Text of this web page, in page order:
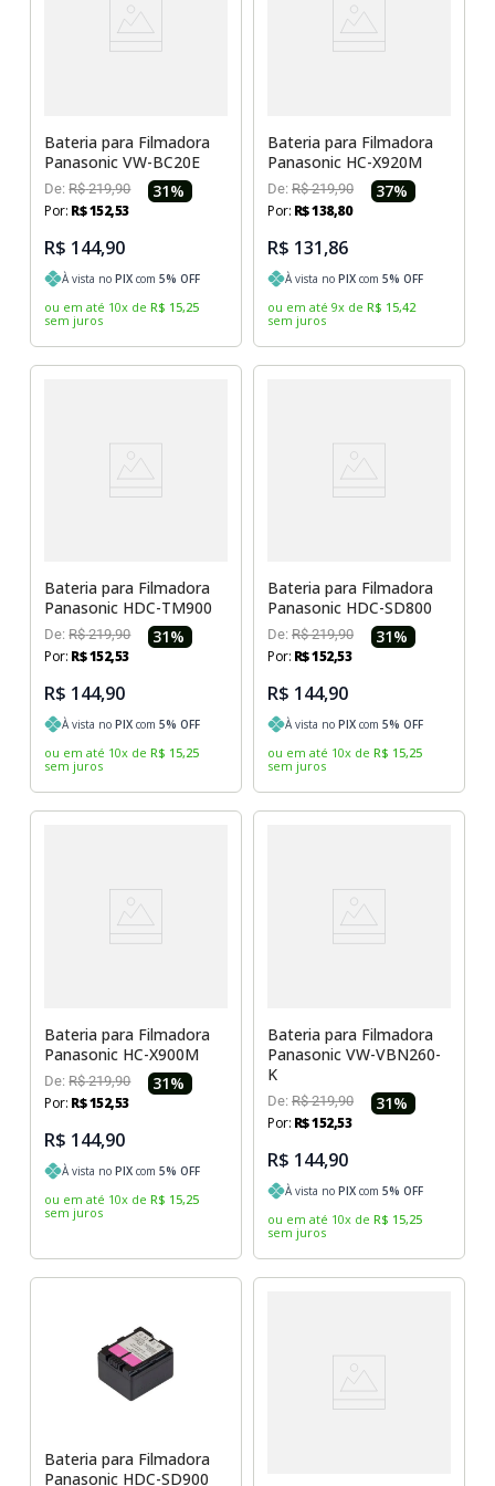
Bateria para Filmadora
Panasonic VW-BC20E
De:R$ 219,90 31%
Por: R$152,53
R$ 144,90
À vista noPIX com5% OFF
ou em até 10x de R$ 15,25
sem juros
Bateria para Filmadora
Panasonic HC-X920M
De: R$ 219,90 37%
Por: R$138,80
R$ 131,86
À vista no PIX com 5% OFF
ou em até 9x de R$ 15,42
sem juros
Bateria para Filmadora
Panasonic HDC-TM900
De:R$ 219,90 31%
Por: R$152,53
R$ 144,90
À vista noPIX com5% OFF
ou em até 10x de R$ 15,25
sem juros
Bateria para Filmadora
Panasonic HDC-SD800
De: R$ 219,90 31%
Por: R$152,53
R$ 144,90
À vista no PIX com 5% OFF
ou em até 10x de R$ 15,25
sem juros
Bateria para Filmadora
Panasonic HC-X900M
De:R$ 219,90 31%
Por: R$152,53
R$ 144,90
À vista noPIX com5% OFF
ou em até 10x de R$ 15,25
sem juros
Bateria para Filmadora
Panasonic VW-VBN260-
K
De: R$ 219,90 31%
Por: R$152,53
R$ 144,90
À vista no PIX com 5% OFF
ou em até 10x de R$ 15,25
sem juros
Bateria para Filmadora
Panasonic HDC-SD900